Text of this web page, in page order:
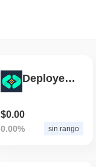
DeployerInu
$0.00
0.00% sin rango